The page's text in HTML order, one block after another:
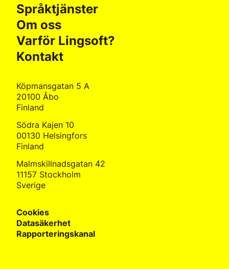
Köpmansgatan 5 A
20100 Åbo
Finland
Södra Kajen 10
00130 Helsingfors
Finland
Malmskillnadsgatan 42
11157 Stockholm
Sverige
Cookies
Datasäkerhet
Rapporteringskanal
Språktjänster
Om oss
Varför Lingsoft?
Kontakt